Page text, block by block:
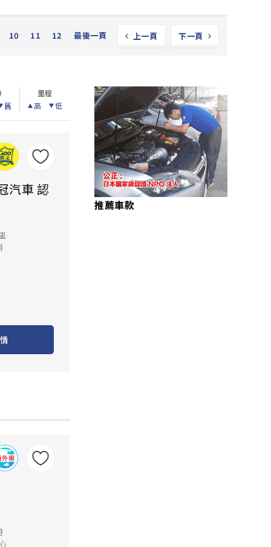
10 11 12 最後一頁 上一頁 下一頁
舊
里程
高
低
汽車 認
推薦車款